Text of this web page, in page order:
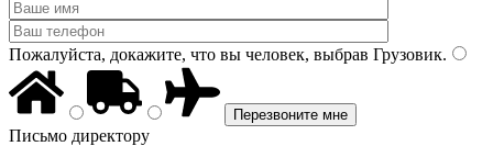
Пожалуйста, докажите, что вы человек, выбрав Грузовик.
Письмо директору